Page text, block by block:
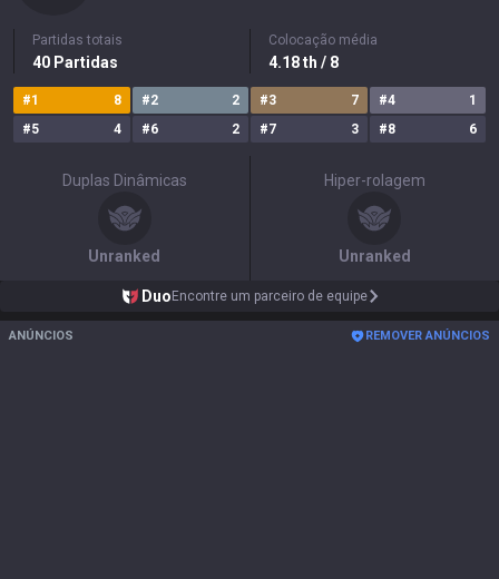
Partidas totais
40 Partidas
Colocação média
4.18th / 8
#1 8 #2 2 #3 7 #4
1
#5 4 #6 2 #7 3 #8 6
Duplas Dinâmicas
Unranked
Hiper-rolagem
Unranked
Duo Encontre um parceiro de equipe
ANÚNCIOS REMOVER ANÚNCIOS